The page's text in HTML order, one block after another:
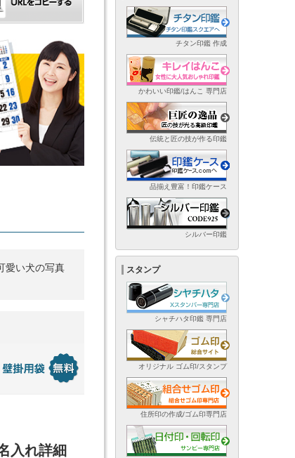
愛い犬の写真
入れ詳細
チタン印鑑 作成
かわいい印鑑/はんこ 専門店
伝統と匠の技が作る印鑑
品揃え豊富！印鑑ケース
シルバー印鑑
スタンプ
シャチハタ印鑑 専門店
オリジナル ゴム印/スタンプ
住所印の作成/ゴム印専門店